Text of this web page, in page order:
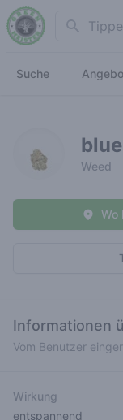
Search
Suche
Weed
Wo
Informationen
Vom Benutzer
Wirkung
entspannend